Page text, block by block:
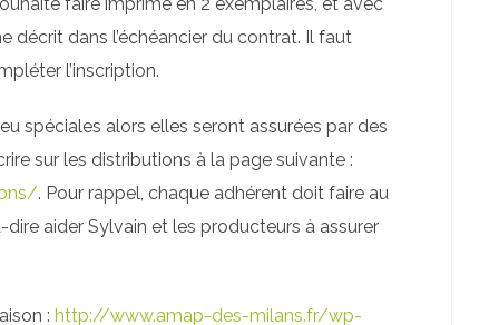
décrit dans l’échéancier du contrat. Il faut
l’inscription.
spéciales alors elles seront assurées par des
sur les distributions à la page suivante :
. Pour rappel, chaque adhérent doit faire au
dire aider Sylvain et les producteurs à assurer
: http://www.amap-des-milans.fr/wp-